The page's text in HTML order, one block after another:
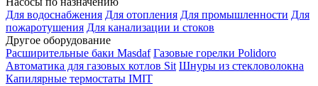
Для водоснабжения Для отопления Для промышленности Для
пожаротушения Для канализации и стоков
Другое оборудование
Расширительные баки Masdaf Газовые горелки Polidoro
Автоматика для газовых котлов Sit Шнуры из стекловолокна
Капилярные термостаты IMIT